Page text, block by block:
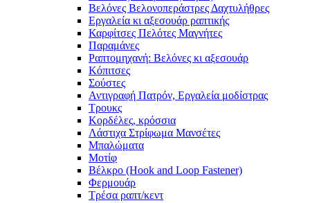
Βελόνες Βελονοπεράστρες Δαχτυλήθρες
Εργαλεία κι αξεσουάρ ραπτικής
Καρφίτσες Πελότες Μαγνήτες
Παραμάνες
Ραπτομηχανή: Βελόνες κι αξεσουάρ
Κόπιτσες
Σούστες
Αντιγραφή Πατρόν, Εργαλεία μοδίστρας
Τρουκς
Κορδέλες, κρόσσια
Λάστιχα Στρίφωμα Μανσέτες
Μπαλώματα
Mοτίφ
Βέλκρο (Hook and Loop Fastener)
Φερμουάρ
Τρέσα ραπτ/κεντ